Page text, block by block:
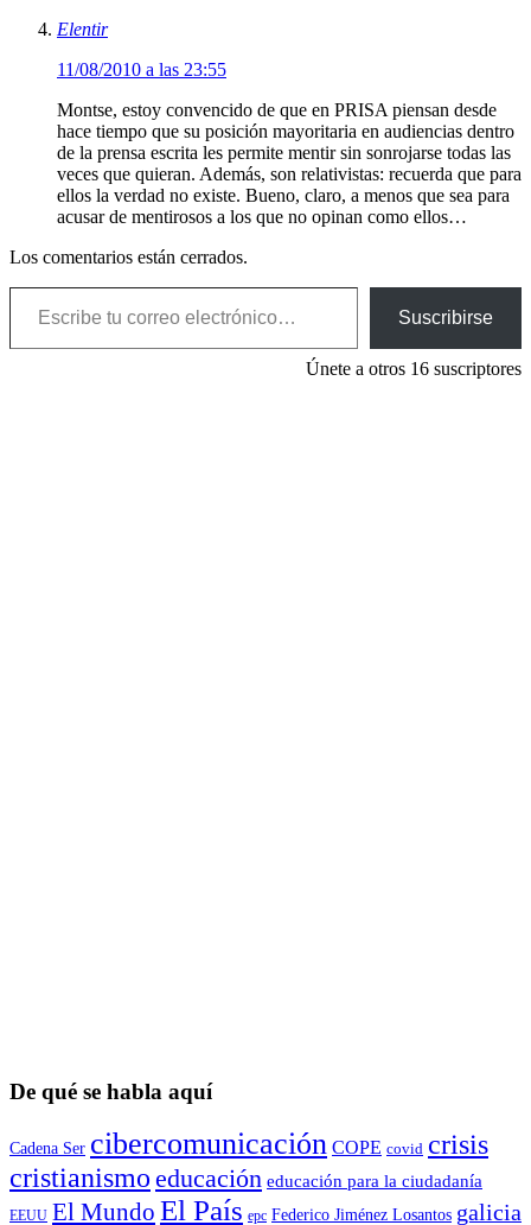
Elentir
11/08/2010 a las 23:55
Montse, estoy convencido de que en PRISA piensan desde
hace tiempo que su posición mayoritaria en audiencias dentro
de la prensa escrita les permite mentir sin sonrojarse todas las
veces que quieran. Además, son relativistas: recuerda que para
ellos la verdad no existe. Bueno, claro, a menos que sea para
acusar de mentirosos a los que no opinan como ellos…
Los comentarios están cerrados.
Escribe tu correo electrónico…
Suscribirse
Únete a otros 16 suscriptores
De qué se habla aquí
Cadena Ser cibercomunicación COPE covid crisis
cristianismo educación educación para la ciudadaní­a
EEUU El Mundo El País epc Federico Jiménez Losantos galicia